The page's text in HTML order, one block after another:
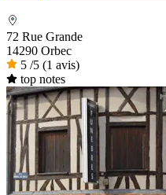
72 Rue Grande
14290 Orbec
5 /5 (1 avis)
top notes